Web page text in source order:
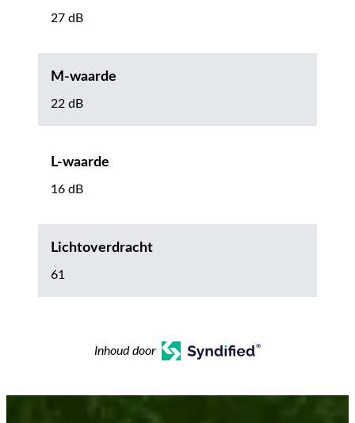
27 dB
M-waarde
22 dB
L-waarde
16 dB
Lichtoverdracht
61
Inhoud door